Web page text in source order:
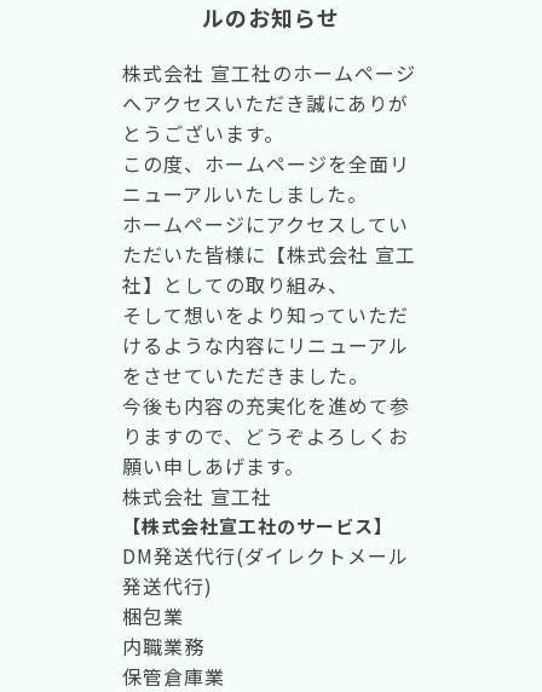
ルのお知らせ
株式会社 宣工社のホームページ
へアクセスいただき誠にありが
とうございます。
この度、ホームページを全面リ
ニューアルいたしました。
ホームページにアクセスしてい
ただいた皆様に【株式会社 宣工
社】としての取り組み、
そして想いをより知っていただ
けるような内容にリニューアル
をさせていただきました。
今後も内容の充実化を進めて参
りますので、どうぞよろしくお
願い申しあげます。
株式会社 宣工社
【株式会社宣工社のサービス】
DM発送代行(ダイレクトメール
発送代行)
梱包業
内職業務
保管倉庫業